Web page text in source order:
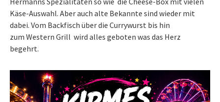
Käse-Auswahl. Aber auch alte Bekannte sind wieder mit
dabei. Vom Backfisch über die Currywurst bis hin
zum Western Grill wird alles geboten was das Herz
begehrt.